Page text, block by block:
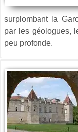
surplombant la
par les géologues,
peu profonde.